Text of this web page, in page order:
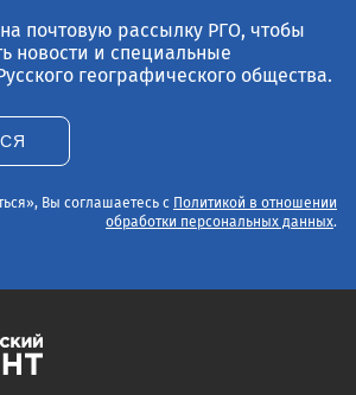
почтовую рассылку РГО, чтобы
новости и специальные
географического общества.
Вы соглашаетесь с Политикой в отношении
обработки персональных данных.